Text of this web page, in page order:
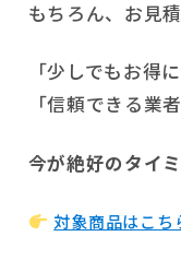
もちろん、お見
「少しでもお得
「信頼できる業
今が絶好のタイ
対象商品はこち